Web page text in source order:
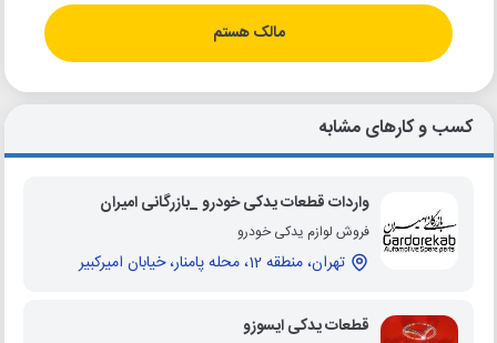
مالک هستم
کسب و کارهای مشابه
واردات قطعات یدکی خودرو _بازرگانی امیران
فروش لوازم یدکی خودرو
تهران، منطقه 12، محله پامنار، خیابان امیرکبیر
قطعات یدکی ایسوزو